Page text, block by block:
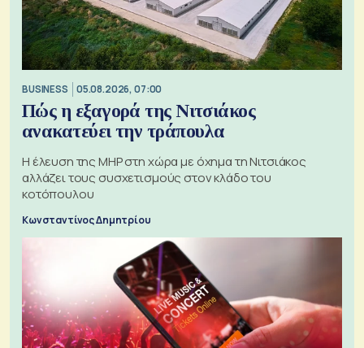
BUSINESS 05.08.2026, 07:00
Πώς η εξαγορά της Νιτσιάκος
ανακατεύει την τράπουλα
H έλευση της MHP στη χώρα με όχημα τη Νιτσιάκος
αλλάζει τους συσχετισμούς στον κλάδο του
κοτόπουλου
Κωνσταντίνος Δημητρίου